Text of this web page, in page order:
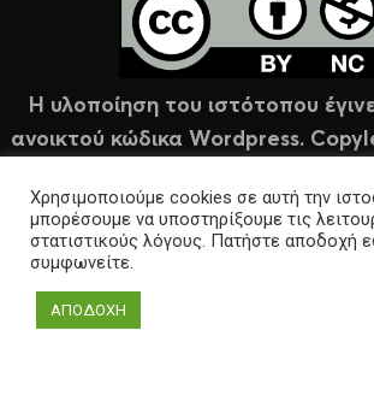
Η υλοποίηση του ιστότοπου
ανοικτού κώδικα Wordpress.
Χρησιμοποιούμε cookies σε αυτή την
μπορέσουμε να υποστηρίξουμε τις
στατιστικούς λόγους. Πατήστε αποδοχή
συμφωνείτε.
ΑΠΟΔΟΧΗ